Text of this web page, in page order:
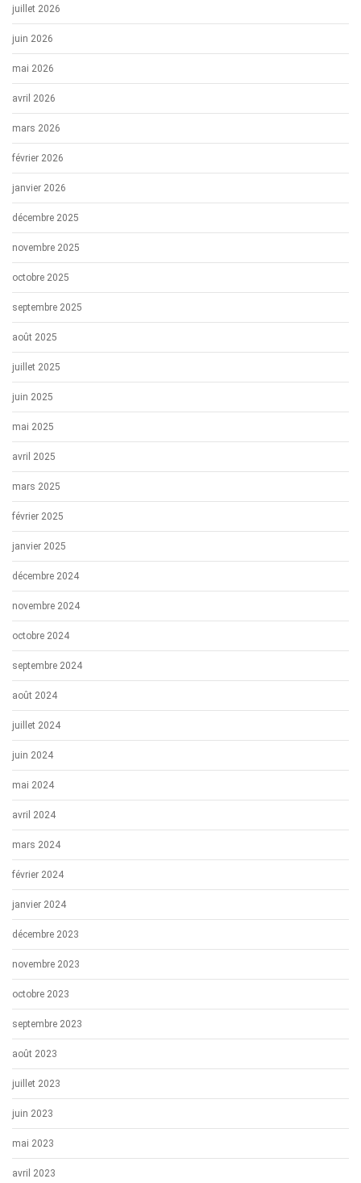
juillet 2026
juin 2026
mai 2026
avril 2026
mars 2026
février 2026
janvier 2026
décembre 2025
novembre 2025
octobre 2025
septembre 2025
août 2025
juillet 2025
juin 2025
mai 2025
avril 2025
mars 2025
février 2025
janvier 2025
décembre 2024
novembre 2024
octobre 2024
septembre 2024
août 2024
juillet 2024
juin 2024
mai 2024
avril 2024
mars 2024
février 2024
janvier 2024
décembre 2023
novembre 2023
octobre 2023
septembre 2023
août 2023
juillet 2023
juin 2023
mai 2023
avril 2023